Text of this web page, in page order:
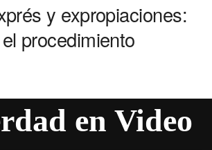
y expropiaciones:
procedimiento
en Video